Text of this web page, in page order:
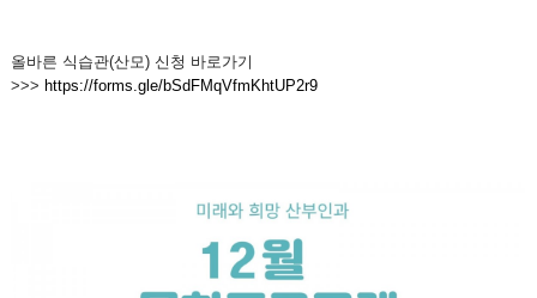
올바른 식습관(산모) 신청 바로가기
>>> https://forms.gle/bSdFMqVfmKhtUP2r9